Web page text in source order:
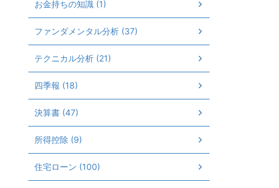
お金持ちの知識 (1)
ファンダメンタル分析 (37)
テクニカル分析 (21)
四季報 (18)
決算書 (47)
所得控除 (9)
住宅ローン (100)